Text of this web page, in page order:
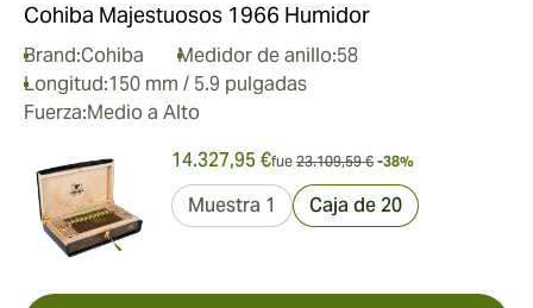
Cohiba Majestuosos 1966 Humidor
Brand:Cohiba Medidor de anillo:58
Longitud:150 mm / 5.9 pulgadas
Fuerza:Medio a Alto
14.327,95 €fue 23.109,59 € -38%
Muestra 1 Caja de 20